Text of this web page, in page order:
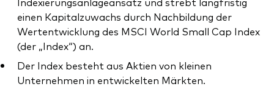
Dienstleistungen
einen Kapitalzuwachs durch Nachbildung der
Wertentwicklung des MSCI World Small Cap Index
(der „Index“) an.
Der Index besteht aus Aktien von kleinen
Unternehmen in entwickelten Märkten.